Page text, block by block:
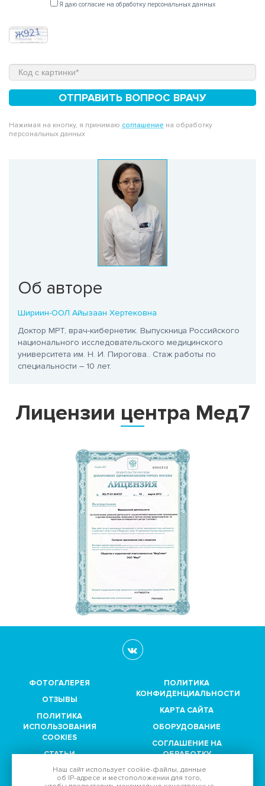
Я даю согласие на обработку персональных данных
ОТПРАВИТЬ ВОПРОС ВРАЧУ
Нажимая на кнопку, я принимаю соглашение на обработку
персональных данных
Об авторе
Шириин-ООЛ Айызаан Хертековна
Доктор МРТ, врач-кибернетик. Выпускница Российского
национального исследовательского медицинского
университета им. Н. И. Пирогова.. Стаж работы по
специальности – 10 лет.
Лицензии центра Мед7
ФОТОГАЛЕРЕЯ
ОТЗЫВЫ
ПОЛИТИКА
ИСПОЛЬЗОВАНИЯ
COOKIES
СТАТЬИ
ПАРТНЕРЫ
ПОЛИТИКА
КОНФИДЕНЦИАЛЬНОСТИ
КАРТА САЙТА
ОБОРУДОВАНИЕ
СОГЛАШЕНИЕ НА
ОБРАБОТКУ
ДАННЫХ
Наш сайт использует cookie-файлы, данные
об IP-адресе и местоположении для того,